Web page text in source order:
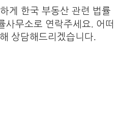
게 한국 부동산 관련 법률
사무소로 연락주세요
어떠
상담해드리겠습니다.